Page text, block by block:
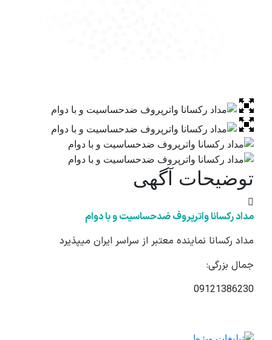
توضیحات آگهی
مداد رکسانا واترپروف ضدحساسیت و با دوام
مداد رکسانا نماینده معتبر از سراسر ایران میپذیرد
جمال بزرگی:
09121386230